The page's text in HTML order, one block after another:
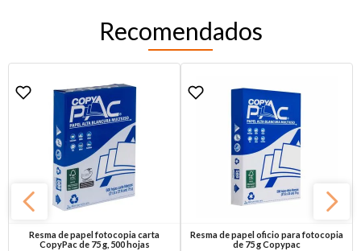
Recomendados
Resma de papel fotocopia carta
CopyPac de 75 g, 500 hojas
Resma de papel oficio para fotocopia
de 75 g Copypac